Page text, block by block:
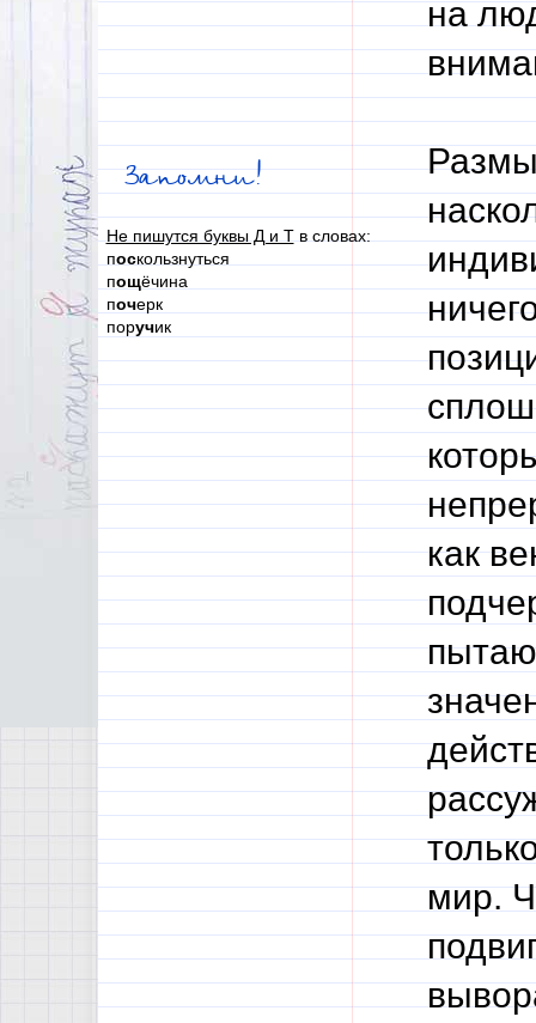
Запомни!
Не пишутся буквы Д и Тв словах:
поскользнуться
пощёчина
почерк
поручик
на
как
мир.